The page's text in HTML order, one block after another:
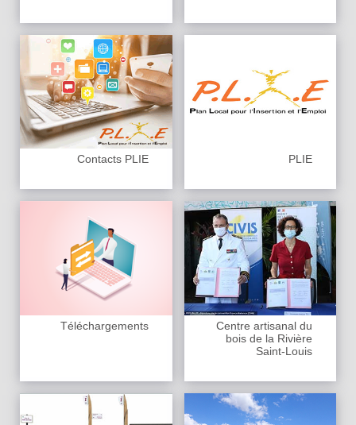
Contacts PLIE PLIE
Téléchargements
Centre artisanal du
bois de la Rivière
Saint-Louis